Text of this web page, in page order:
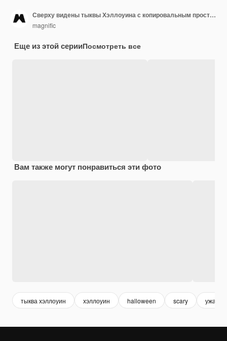
Сверху видены тыквы Хэллоуина с копировальным пространством
magnific
Еще из этой серииПосмотреть все
Вам также могут понравиться эти фото
тыква хэллоуин хэллоуин halloween scary